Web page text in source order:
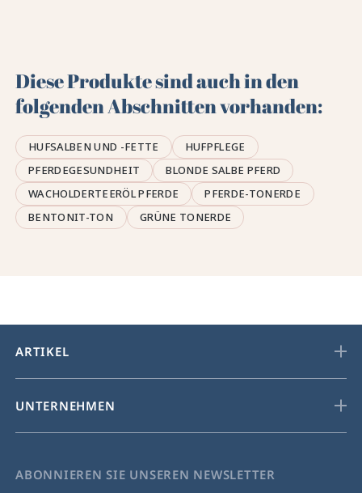
Diese Produkte sind auch in den
folgenden Abschnitten vorhanden:
HUFSALBEN UND -FETTE
HUFPFLEGE
PFERDEGESUNDHEIT
BLONDE SALBE PFERD
WACHOLDERTEERÖL PFERDE
PFERDE-TONERDE
BENTONIT-TON
GRÜNE TONERDE
ARTIKEL
UNTERNEHMEN
ABONNIEREN SIE UNSEREN NEWSLETTER